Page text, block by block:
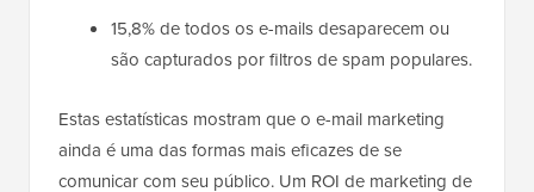
15,8% de todos os e-mails desaparecem ou
são capturados por filtros de spam populares.
Estas estatísticas mostram que o e-mail marketing
ainda é uma das formas mais eficazes de se
comunicar com seu público. Um ROI de marketing de